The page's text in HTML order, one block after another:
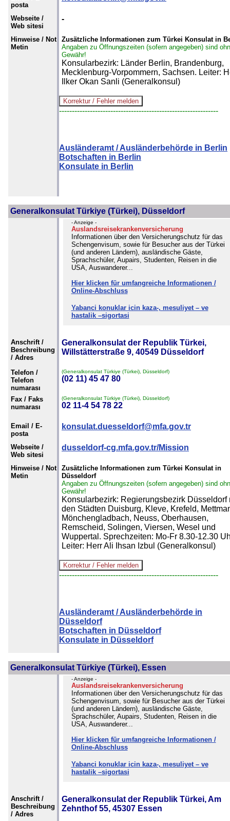
posta
Webseite /
Web sitesi
-
Hinweise / Not
Metin
Zusätzliche Informationen zum Türkei Konsulat in
Angaben zu Öffnungszeiten (sofern angegeben) sind
Gewähr!
Konsularbezirk: Länder Berlin, Brandenburg,
Mecklenburg-Vorpommern, Sachsen. Leiter:
Ilker Okan Sanli (Generalkonsul)
--------------------------------------------------------------
Ausländeramt / Ausländerbehörde in Berlin
Botschaften in Berlin
Konsulate in Berlin
Generalkonsulat Türkiye (Türkei), Düsseldorf
- Anzeige -
Auslandsreisekrankenversicherung
Informationen über den Versicherungschutz für das
Schengenvisum, sowie für Besucher aus der Türkei
(und anderen Ländern), ausländische Gäste,
Sprachschüler, Aupairs, Studenten, Reisen in die
USA, Auswanderer...
Hier klicken für umfangreiche Informationen /
Online-Abschluss
Yabanci konuklar icin kaza-, mesuliyet – ve
hastalik –sigortasi
Anschrift /
Beschreibung
/ Adres
Generalkonsulat der Republik Türkei,
Willstätterstraße 9, 40549 Düsseldorf
Telefon /
Telefon
numarası
(Generalkonsulat Türkiye (Türkei), Düsseldorf)
(02 11) 45 47 80
Fax / Faks
numarası
(Generalkonsulat Türkiye (Türkei), Düsseldorf)
02 11-4 54 78 22
Email / E-
posta
konsulat.duesseldorf@mfa.gov.tr
Webseite /
Web sitesi
dusseldorf-cg.mfa.gov.tr/Mission
Hinweise / Not
Metin
Zusätzliche Informationen zum Türkei Konsulat in
Düsseldorf
Angaben zu Öffnungszeiten (sofern angegeben) sind
Gewähr!
Konsularbezirk: Regierungsbezirk Düsseldorf
den Städten Duisburg, Kleve, Krefeld,
Mönchengladbach, Neuss, Oberhausen,
Remscheid, Solingen, Viersen, Wesel und
Wuppertal. Sprechzeiten: Mo-Fr 8.30-12.30
Leiter: Herr Ali Ihsan Izbul (Generalkonsul)
--------------------------------------------------------------
Ausländeramt / Ausländerbehörde in
Düsseldorf
Botschaften in Düsseldorf
Konsulate in Düsseldorf
Generalkonsulat Türkiye (Türkei), Essen
- Anzeige -
Auslandsreisekrankenversicherung
Informationen über den Versicherungschutz für das
Schengenvisum, sowie für Besucher aus der Türkei
(und anderen Ländern), ausländische Gäste,
Sprachschüler, Aupairs, Studenten, Reisen in die
USA, Auswanderer...
Hier klicken für umfangreiche Informationen /
Online-Abschluss
Yabanci konuklar icin kaza-, mesuliyet – ve
hastalik –sigortasi
Anschrift /
Beschreibung
/ Adres
Generalkonsulat der Republik Türkei, Am
Zehnthof 55, 45307 Essen